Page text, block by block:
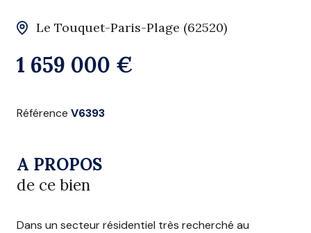
Le Touquet-Paris-Plage (62520)
1 659 000 €
Référence V6393
A PROPOS
de ce bien
Dans un secteur résidentiel très recherché au